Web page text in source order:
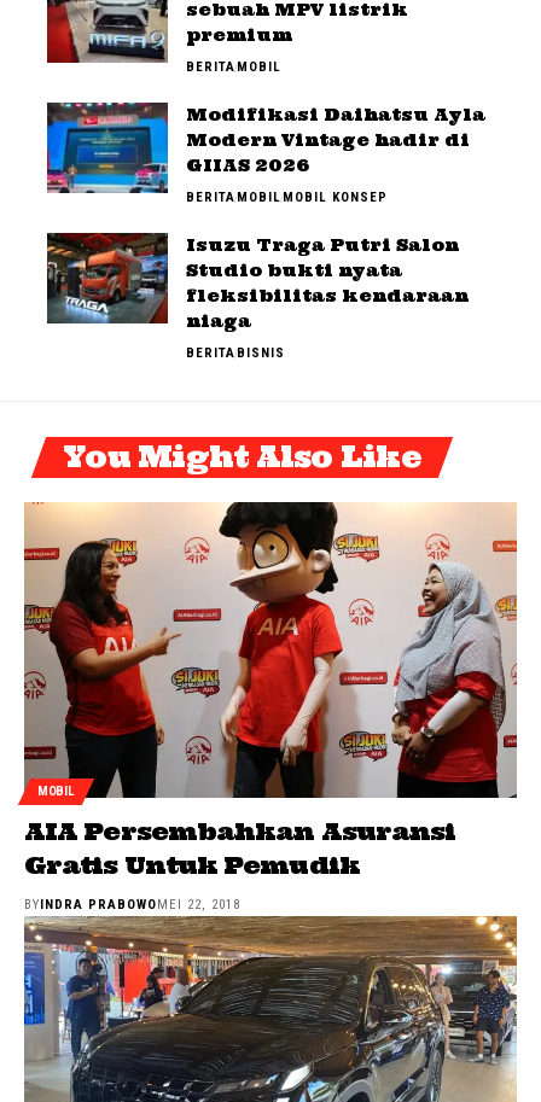
sebuah MPV listrik
premium
BERITAMOBIL
Modifikasi Daihatsu Ayla
Modern Vintage hadir di
GIIAS 2026
BERITAMOBILMOBIL KONSEP
Isuzu Traga Putri Salon
Studio bukti nyata
fleksibilitas kendaraan
niaga
BERITABISNIS
You Might Also Like
MOBIL
AIA Persembahkan Asuransi
Gratis Untuk Pemudik
BYINDRA PRABOWOMEI 22, 2018